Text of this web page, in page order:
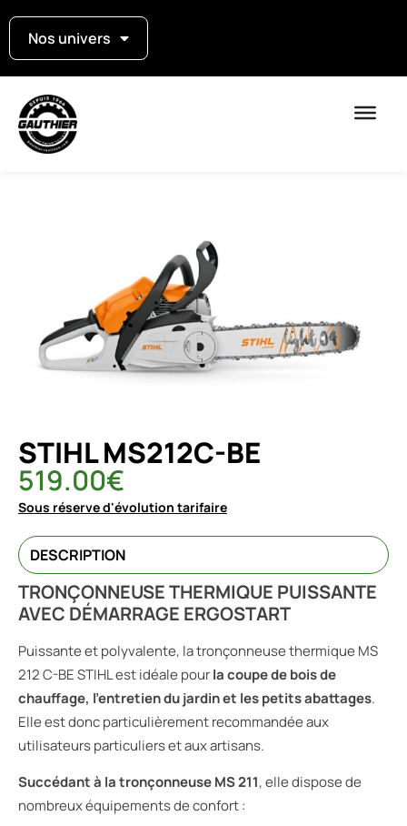
Nos univers
STIHL MS212C-BE
519.00€
Sous réserve d'évolution tarifaire
DESCRIPTION
TRONÇONNEUSE THERMIQUE PUISSANTE
AVEC DÉMARRAGE ERGOSTART
Puissante et polyvalente, la tronçonneuse thermique MS
212 C-BE STIHL est idéale pourla coupe de bois de
chauffage, l’entretien du jardin et les petits abattages.
Elle est donc particulièrement recommandée aux
utilisateurs particuliers et aux artisans.
Succédant à la tronçonneuse MS 211, elle dispose de
nombreux équipements de confort :